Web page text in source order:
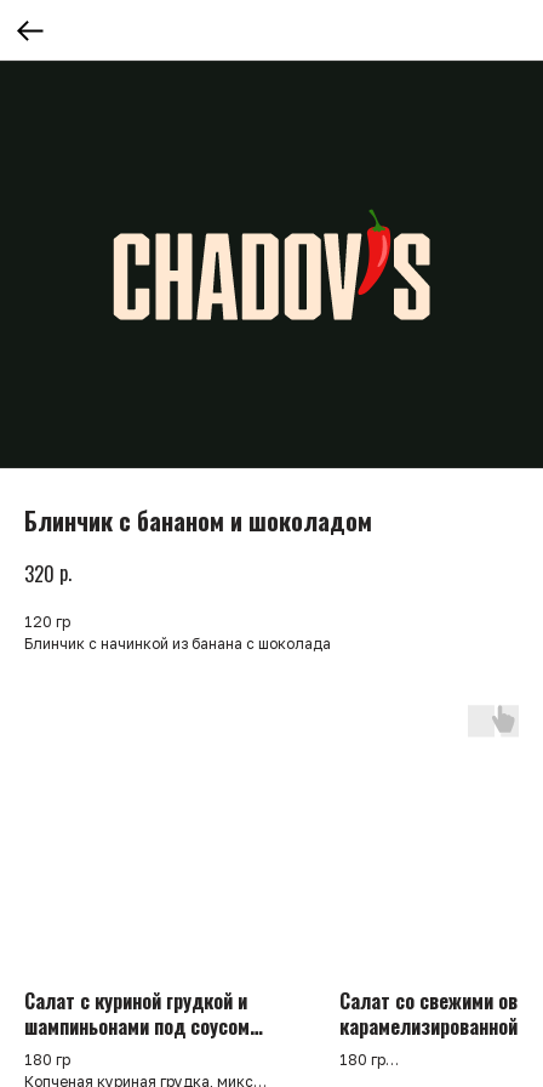
Блинчик с бананом и шоколадом
320 р.
120 гр
Блинчик с начинкой из банана с шоколада
Салат с куриной грудкой и
шампиньонами под соусом
чимичури
180 гр
Копченая куриная грудка, микс
Салат со свежими
карамелизированной
под соусом чимичури
180 гр